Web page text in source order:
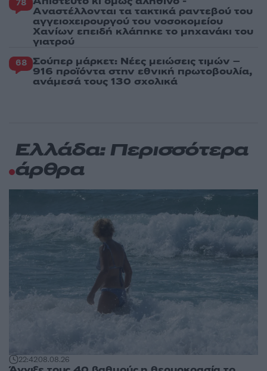
78
Aναστέλλονται τα τακτικά ραντεβού του
αγγειοχειρουργού του νοσοκομείου
Χανίων επειδή κλάπηκε το μηχανάκι του
γιατρού
68 Σούπερ μάρκετ: Νέες μειώσεις τιμών –
916 προϊόντα στην εθνική πρωτοβουλία,
ανάμεσά τους 130 σχολικά
Ελλάδα: Περισσότερα
άρθρα
22:4208.08.26